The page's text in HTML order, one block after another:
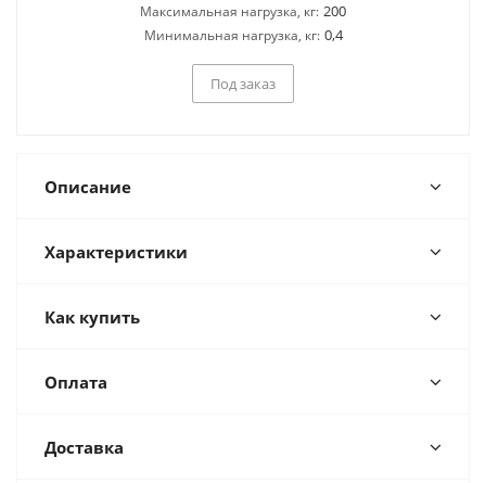
Максимальная нагрузка, кг: 200
Минимальная нагрузка, кг: 0,4
Под заказ
Описание
Характеристики
Как купить
Оплата
Доставка